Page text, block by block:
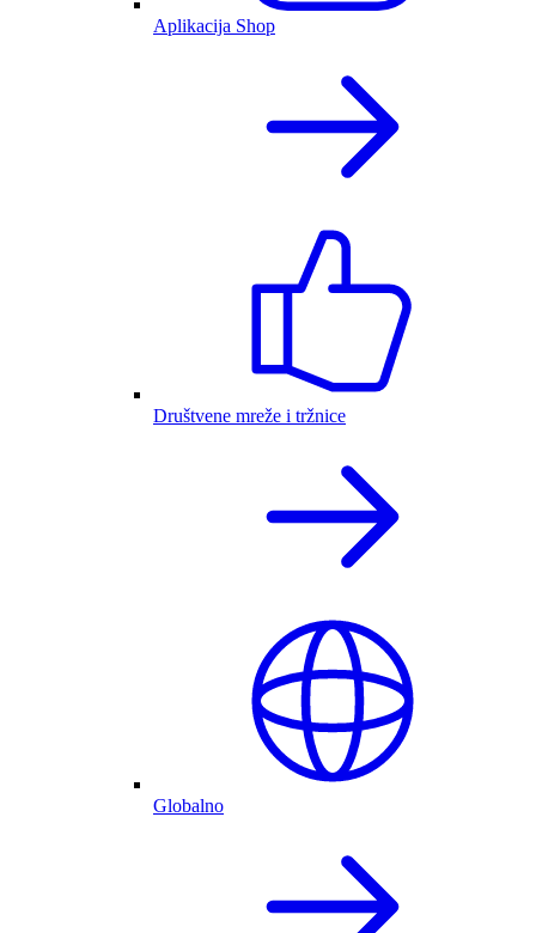
Aplikacija Shop
Društvene mreže i tržnice
Globalno